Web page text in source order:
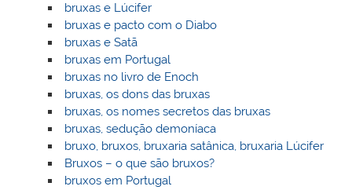
bruxas e Lúcifer
bruxas e pacto com o Diabo
bruxas e Satã
bruxas em Portugal
bruxas no livro de Enoch
bruxas, os dons das bruxas
bruxas, os nomes secretos das bruxas
bruxas, sedução demoníaca
bruxo, bruxos, bruxaria satânica, bruxaria Lúcifer
Bruxos – o que são bruxos?
bruxos em Portugal